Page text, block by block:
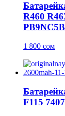
R460
1 800 сом
F115